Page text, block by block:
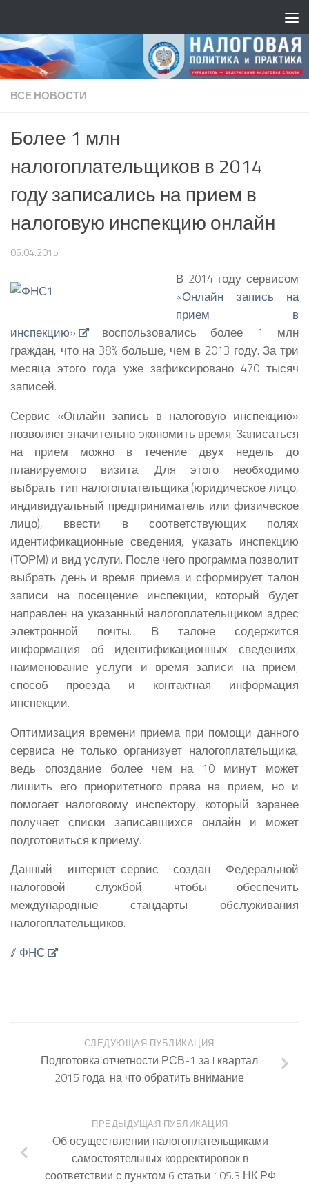
ВСЕ НОВОСТИ
Более 1 млн
налогоплательщиков в 2014
году записались на прием в
налоговую инспекцию онлайн
06.04.2015
В 2014 году сервисом
«Онлайн запись на
прием в
инспекцию»
воспользовались более 1 млн
граждан, что на 38% больше, чем в 2013 году. За три
месяца этого года уже зафиксировано 470 тысяч
записей.
Сервис «Онлайн запись в налоговую инспекцию»
позволяет значительно экономить время. Записаться
на прием можно в течение двух недель до
планируемого визита. Для этого необходимо
выбрать тип налогоплательщика (юридическое лицо,
индивидуальный предприниматель или физическое
лицо), ввести в соответствующих полях
идентификационные сведения, указать инспекцию
(ТОРМ) и вид услуги. После чего программа позволит
выбрать день и время приема и сформирует талон
записи на посещение инспекции, который будет
направлен на указанный налогоплательщиком адрес
электронной почты. В талоне содержится
информация об идентификационных сведениях,
наименование услуги и время записи на прием,
способ проезда и контактная информация
инспекции.
Оптимизация времени приема при помощи данного
сервиса не только организует налогоплательщика,
ведь опоздание более чем на 10 минут может
лишить его приоритетного права на прием, но и
помогает налоговому инспектору, который заранее
получает списки записавшихся онлайн и может
подготовиться к приему.
Данный интернет-сервис создан Федеральной
налоговой службой, чтобы обеспечить
международные стандарты обслуживания
налогоплательщиков.
// ФНС
СЛЕДУЮЩАЯ ПУБЛИКАЦИЯ
Подготовка отчетности РСВ-1 за I квартал
2015 года: на что обратить внимание
ПРЕДЫДУЩАЯ ПУБЛИКАЦИЯ
Об осуществлении налогоплательщиками
самостоятельных корректировок в
соответствии с пунктом 6 статьи 105.3 НК РФ